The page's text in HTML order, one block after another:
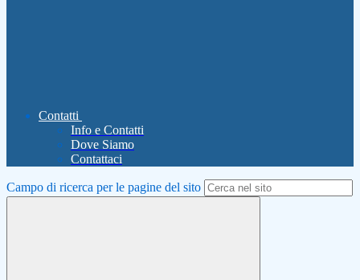
Contatti
Info e Contatti
Dove Siamo
Contattaci
Campo di ricerca per le pagine del sito